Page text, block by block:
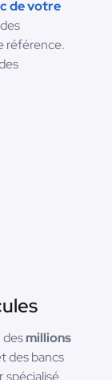
de votre
référence.
millions
des bancs